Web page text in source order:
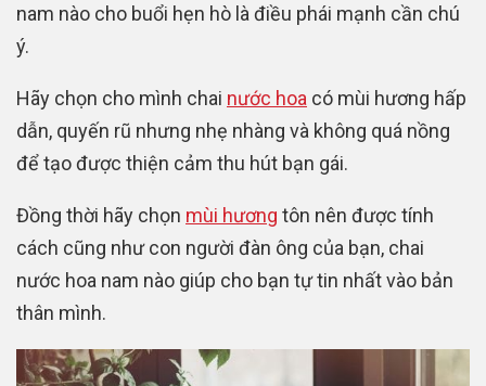
nam nào cho buổi hẹn hò là điều phái mạnh cần chú
ý.
Hãy chọn cho mình chai nước hoa có mùi hương hấp
dẫn, quyến rũ nhưng nhẹ nhàng và không quá nồng
để tạo được thiện cảm thu hút bạn gái.
Đồng thời hãy chọn mùi hương tôn nên được tính
cách cũng như con người đàn ông của bạn, chai
nước hoa nam nào giúp cho bạn tự tin nhất vào bản
thân mình.